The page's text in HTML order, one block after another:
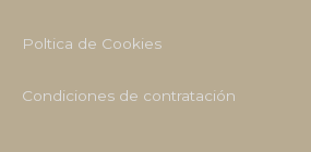
Poltica de Cookies
Condiciones de contratación